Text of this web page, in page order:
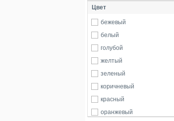
Цвет
бежевый
белый
голубой
желтый
зеленый
коричневый
красный
оранжевый